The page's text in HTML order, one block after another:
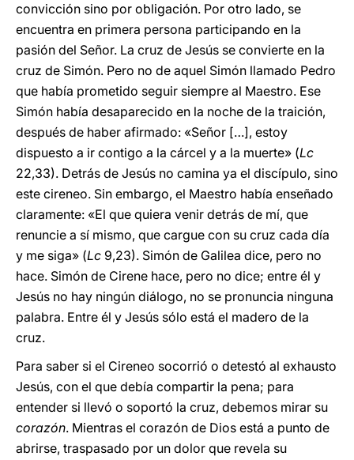
convicción sino por obligación. Por otro lado, se
encuentra en primera persona participando en la
pasión del Señor. La cruz de Jesús se convierte en la
cruz de Simón. Pero no de aquel Simón llamado Pedro
que había prometido seguir siempre al Maestro. Ese
Simón había desaparecido en la noche de la traición,
después de haber afirmado: «Señor […], estoy
dispuesto a ir contigo a la cárcel y a la muerte» (Lc
22,33). Detrás de Jesús no camina ya el discípulo, sino
este cireneo. Sin embargo, el Maestro había enseñado
claramente: «El que quiera venir detrás de mí, que
renuncie a sí mismo, que cargue con su cruz cada día
y me siga» (Lc 9,23). Simón de Galilea dice, pero no
hace. Simón de Cirene hace, pero no dice; entre él y
Jesús no hay ningún diálogo, no se pronuncia ninguna
palabra. Entre él y Jesús sólo está el madero de la
cruz.
Para saber si el Cireneo socorrió o detestó al exhausto
Jesús, con el que debía compartir la pena; para
entender si llevó o soportó la cruz, debemos mirar su
corazón. Mientras el corazón de Dios está a punto de
abrirse, traspasado por un dolor que revela su